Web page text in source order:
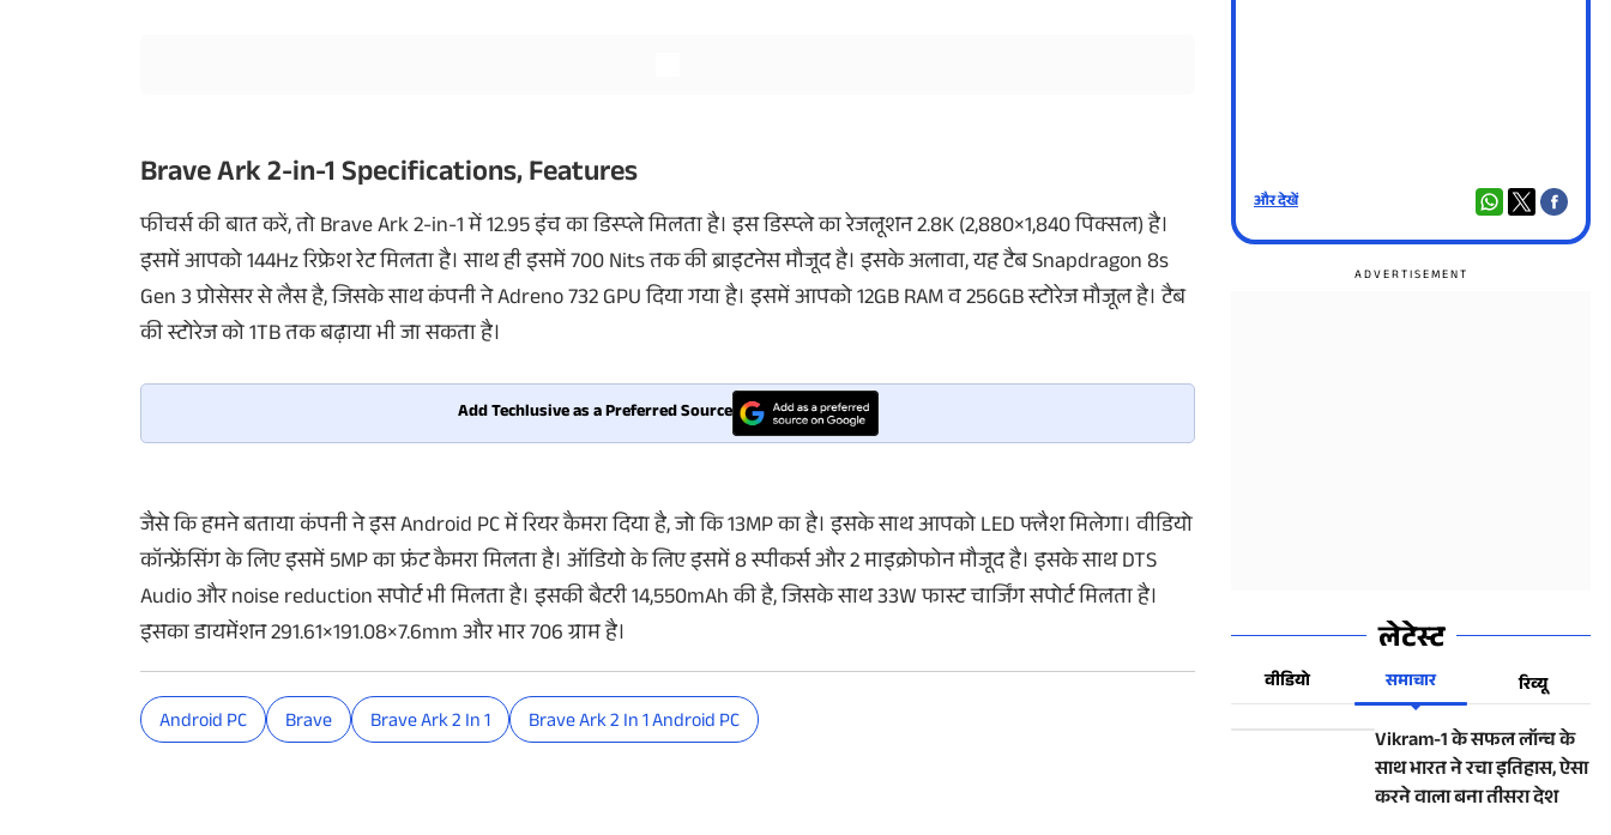
Brave Ark 2-in-1 Specifications, Features
फीचर्स की बात करें, तो Brave Ark 2-in-1 में 12.95 इंच का डिस्प्ले मिलता है। इस डिस्प्ले का रेजलूशन 2.8K (‎2,880×1,840 पिक्सल) है।
इसमें आपको 144Hz रिफ्रेश रेट मिलता है। साथ ही इसमें 700 Nits तक की ब्राइटनेस मौजूद है। इसके अलावा, यह टैब Snapdragon 8s
Gen 3 प्रोसेसर से लैस है, जिसके साथ कंपनी ने Adreno 732 GPU दिया गया है। इसमें आपको 12GB RAM व 256GB स्टोरेज मौजूल है। टैब
की स्टोरेज को 1TB तक बढ़ाया भी जा सकता है।
Add Techlusive as a Preferred Source
जैसे कि हमने बताया कंपनी ने इस Android PC में रियर कैमरा दिया है, जो कि 13MP का है। इसके साथ आपको LED फ्लैश मिलेगा। वीडियो
कॉन्फ्रेंसिंग के लिए इसमें 5MP का फ्रंट कैमरा मिलता है। ऑडियो के लिए इसमें 8 स्पीकर्स और 2 माइक्रोफोन मौजूद है। इसके साथ DTS
Audio और noise reduction सपोर्ट भी मिलता है। इसकी बैटरी 14,550mAh की है, जिसके साथ 33W फास्ट चार्जिंग सपोर्ट मिलता है।
इसका डायमेंशन 291.61×191.08×7.6mm और भार 706 ग्राम है।
Android PC Brave Brave Ark 2 In 1 Brave Ark 2 In 1 Android PC
और देखें
लेटेस्ट
वीडियो समाचार रिव्यू
Vikram-1 के सफल लॉन्च के
साथ भारत ने रचा इतिहास, ऐसा
करने वाला बना तीसरा देश